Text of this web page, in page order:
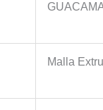
Malla